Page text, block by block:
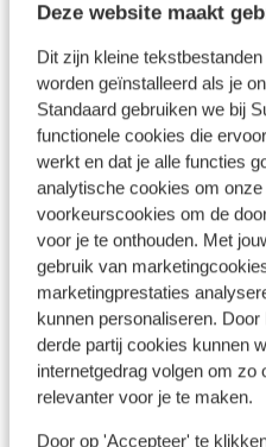
Deze website maakt
Dit zijn kleine
worden geïnstalleerd als je
Standaard gebruiken we bij
functionele cookies die
werkt en dat je alle functies
analytische cookies om
voorkeurscookies om de
voor je te onthouden. Met
gebruik van
marketingprestaties
kunnen personaliseren.
derde partij cookies kunnen
internetgedrag volgen om zo
relevanter voor je te maken.
Door op 'Accepteer' te
In de buurt
Aan het strand
parasol (gratis) ,
Afstand tot privéstrand
Afstand tot luchthaven
Afstand tot pinautomaat
accommodatie)